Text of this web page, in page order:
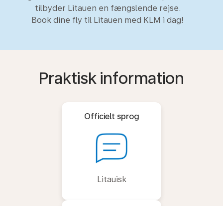
tilbyder Litauen en fængslende rejse.
Book dine fly til Litauen med KLM i dag!
Praktisk information
Officielt sprog
Litauisk